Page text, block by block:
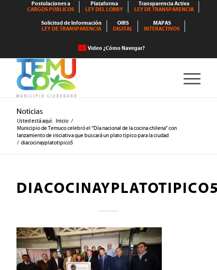
Postulaciones a
CARGOS PÚBLICOS
Plataforma
LEY DEL LOBBY
Transparencia Activa
LEY DE TRANSPARENCIA
Solicitud de Información
LEY DE TRANSPARENCIA
OIRS
DIGITAL
MAPAS
INTERACTIVOS
Video ¿Cómo Navegar?
Noticias
Usted está aquí: Inicio /
Municipio de Temuco celebró el “Día nacional de la cocina chilena” con
lanzamiento de iniciativa que buscará un plato típico para la ciudad
/ diacocinayplatotipico5